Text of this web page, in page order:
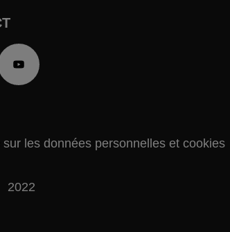
sur les données personnelles et cookies
2022